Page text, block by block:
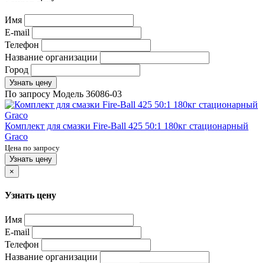
Имя
E-mail
Телефон
Название организации
Город
Узнать цену
По запросу Модель 36086-03
Комплект для смазки Fire-Ball 425 50:1 180кг стационарный
Graco
Цена по запросу
Узнать цену
×
Узнать цену
Имя
E-mail
Телефон
Название организации